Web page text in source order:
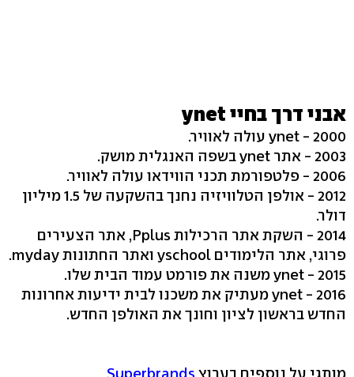
אבני דרך בחיי ynet
2000 - ynet עולה לאוויר.
2003 - אתר ynet בשפה האנגלית מושק.
2006 - פלטפורמת תכני הווידאו עולה לאוויר.
2012 - אולפן הטלוויזיה נחנך בהשקעה של 1.5 מיליון
דולר.
2014 - השקת אתר הרכילות Pplus, אתר הצעירים
פרוגי, אתר הלימודים yschool ואתר החתונות myday.
2015 - ynet משנה את פורמט עמוד הבית שלו.
2016 - ynet מעתיק את משכנו לבית ידיעות אחרונות
החדש בראשון לציון וחונך את האולפן החדש.